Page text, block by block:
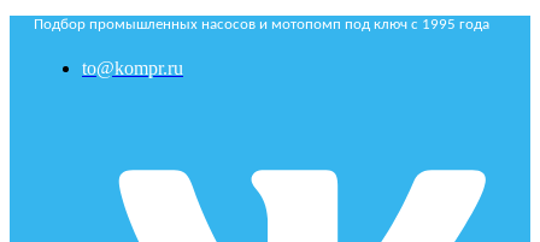
Подбор промышленных насосов и мотопомп под ключ с 1995 года
to@kompr.ru